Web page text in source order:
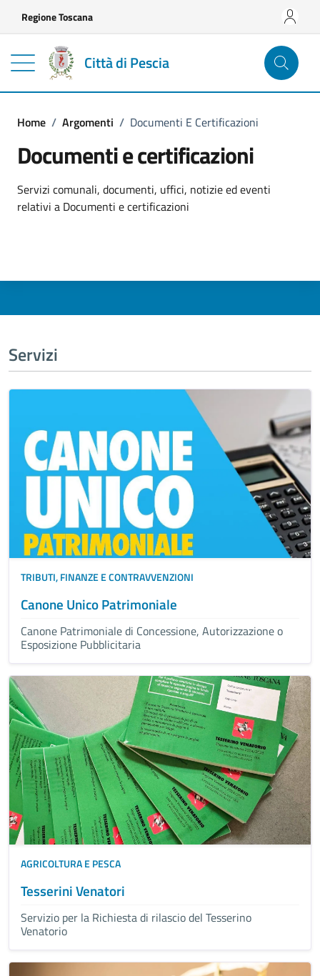
Regione Toscana
Città di Pescia
Home / Argomenti / Documenti E Certificazioni
Documenti e certificazioni
Dettagli dell'argomento
Servizi comunali, documenti, uffici, notizie ed eventi
relativi a Documenti e certificazioni
Servizi
TRIBUTI, FINANZE E CONTRAVVENZIONI
Canone Unico Patrimoniale
Canone Patrimoniale di Concessione, Autorizzazione o
Esposizione Pubblicitaria
AGRICOLTURA E PESCA
Tesserini Venatori
Servizio per la Richiesta di rilascio del Tesserino
Venatorio